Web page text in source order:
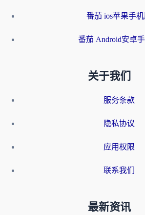
番茄 ios苹果手
番茄 Android安卓
关于我们
服务条款
隐私协议
应用权限
联系我们
最新资讯